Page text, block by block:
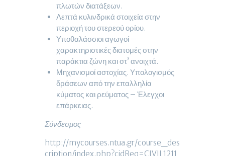
πλωτών διατάξεων.
Λεπτά κυλινδρικά στοιχεία στην
περιοχή του στερεού ορίου.
Υποθαλάσσιοι αγωγοί –
χαρακτηριστικές διατομές στην
παράκτια ζώνη και στ’ ανοιχτά.
Μηχανισμοί αστοχίας. Υπολογισμός
δράσεων από την επαλληλία
κύματος και ρεύματος – Έλεγχοι
επάρκειας.
Σύνδεσμος
http://mycourses.ntua.gr/course_des
cription/index.php?cidReq=CIVIL1211